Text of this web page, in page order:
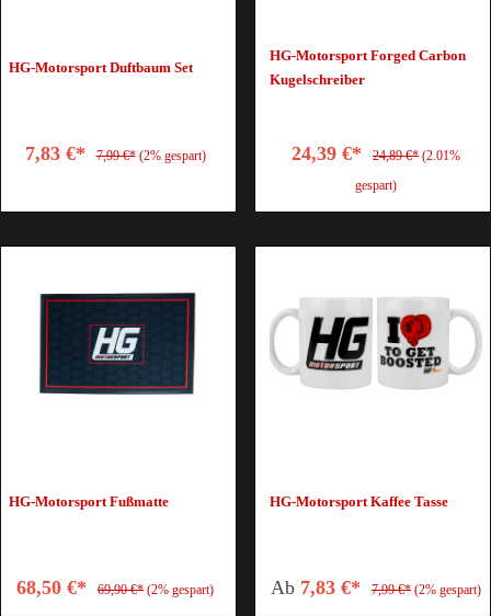
HG-Motorsport Duftbaum Set
7,83 €* 7,99 €* (2% gespart)
HG-Motorsport Forged Carbon
Kugelschreiber
24,39 €* 24,89 €* (2.01%
gespart)
HG-Motorsport Fußmatte
68,50 €* 69,90 €* (2% gespart)
HG-Motorsport Kaffee Tasse
Ab 7,83 €* 7,99 €* (2% gespart)